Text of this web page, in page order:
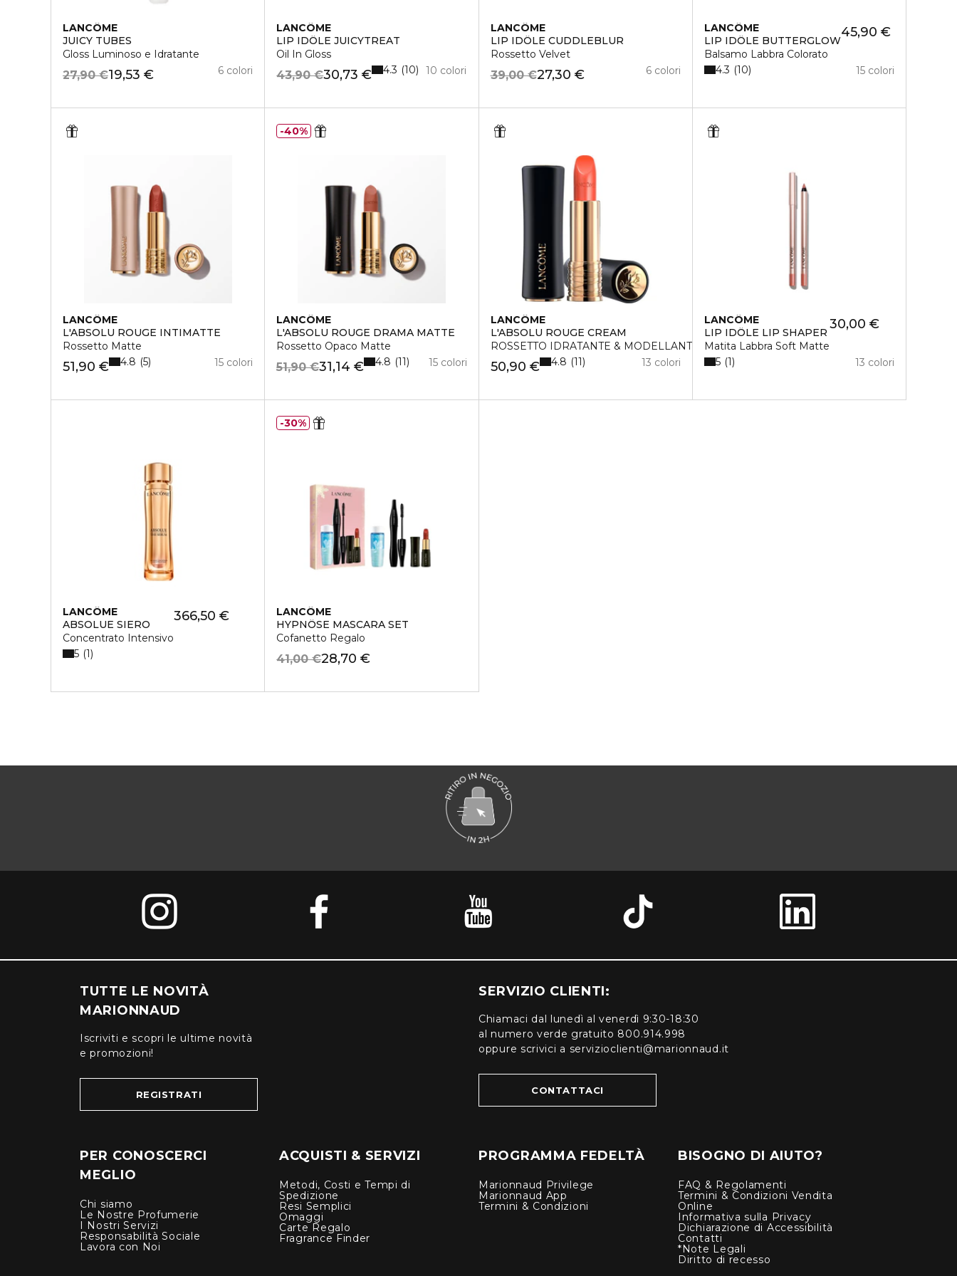
LANCÔME
JUICY TUBES
Gloss Luminoso e Idratante
19,53 €
27,90 € 6 colori
LANCÔME
LIP IDÔLE JUICYTREAT
Oil In Gloss
30,73 €
43,90 € 10 colori
4.3 10
LANCÔME
LIP IDÔLE CUDDLEBLUR
Rossetto Velvet
27,30 €
39,00 € 6 colori
LANCÔME
LIP IDÔLE BUTTERGLOW
Balsamo Labbra Colorato
45,90 €
15 colori
4.3 10
LANCÔME
L'ABSOLU ROUGE INTIMATTE
Rossetto Matte
51,90 € 15 colori
4.8 5
LANCÔME
L'ABSOLU ROUGE DRAMA MATTE
Rossetto Opaco Matte
31,14 €
51,90 € 15 colori
4.8 11
40%
LANCÔME
L'ABSOLU ROUGE CREAM
ROSSETTO IDRATANTE & MODELLANTE
50,90 € 13 colori
4.8 11
LANCÔME
LIP IDÔLE LIP SHAPER
Matita Labbra Soft Matte
30,00 €
13 colori
5 1
LANCÔME
ABSOLUE SIERO
Concentrato Intensivo
366,50 €
5 1
LANCÔME
HYPNÔSE MASCARA SET
Cofanetto Regalo
28,70 €
41,00 €
30%
TUTTE LE NOVITÀ
MARIONNAUD
Iscriviti e scopri le ultime novità
e promozioni!
REGISTRATI
SERVIZIO CLIENTI:
Chiamaci dal lunedì al venerdì 9:30-18:30
al numero verde gratuito 800.914.998
oppure scrivici a servizioclienti@marionnaud.it
CONTATTACI
PER CONOSCERCI
MEGLIO
Chi siamo
Le Nostre Profumerie
I Nostri Servizi
Responsabilità Sociale
Lavora con Noi
ACQUISTI & SERVIZI
Metodi, Costi e Tempi di
Spedizione
Resi Semplici
Omaggi
Carte Regalo
Fragrance Finder
PROGRAMMA FEDELTÀ
Marionnaud Privilege
Marionnaud App
Termini & Condizioni
BISOGNO DI AIUTO?
FAQ & Regolamenti
Termini & Condizioni Vendita
Online
Informativa sulla Privacy
Dichiarazione di Accessibilità
Contatti
*Note Legali
Diritto di recesso